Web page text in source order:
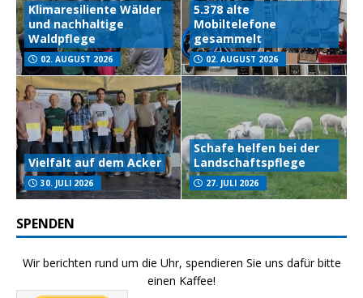
Klimaresiliente Wälder
und nachhaltige
Waldpflege
02. AUGUST 2026
5.378 alte
Mobiltelefone
gesammelt
02. AUGUST 2026
Vielfalt auf dem Acker
30. JULI 2026
Schafe helfen bei der
Landschaftspflege
27. JULI 2026
SPENDEN
Wir berichten rund um die Uhr, spendieren Sie uns dafür bitte
einen Kaffee!